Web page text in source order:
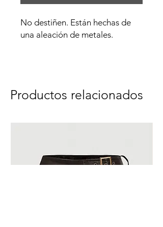
No destiñen. Están hechas de
una aleación de metales.
Productos relacionados